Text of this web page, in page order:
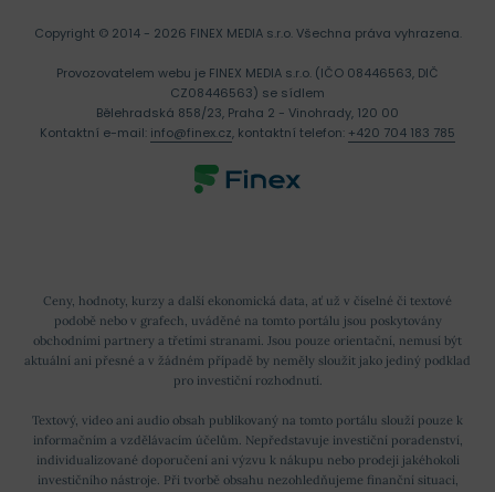
Ceny, hodnoty, kurzy a další ekonomická data, ať už v číselné či textové
podobě nebo v grafech, uváděné na tomto portálu jsou poskytovány
obchodními partnery a třetími stranami. Jsou pouze orientační, nemusí být
aktuální ani přesné a v žádném případě by neměly sloužit jako jediný podklad
pro investiční rozhodnutí.
Textový, video ani audio obsah publikovaný na tomto portálu slouží pouze k
informačním a vzdělávacím účelům. Nepředstavuje investiční poradenství,
individualizované doporučení ani výzvu k nákupu nebo prodeji jakéhokoli
investičního nástroje. Při tvorbě obsahu nezohledňujeme finanční situaci,
Copyright © 2014 - 2026 FINEX MEDIA s.r.o.Všechna práva vyhrazena.
Provozovatelem webu je FINEX MEDIA s.r.o. (IČO 08446563, DIČ
CZ08446563) se sídlem
Bělehradská 858/23, Praha 2 - Vinohrady, 120 00
Kontaktní e-mail: info@finex.cz, kontaktní telefon: +420 704 183 785